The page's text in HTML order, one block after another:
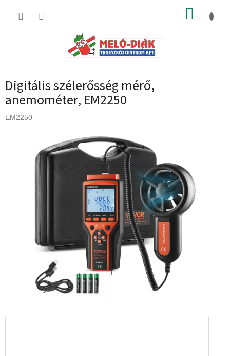
KOSÁR
Digitális szélerősség mérő,
anemométer, EM2250
EM2250